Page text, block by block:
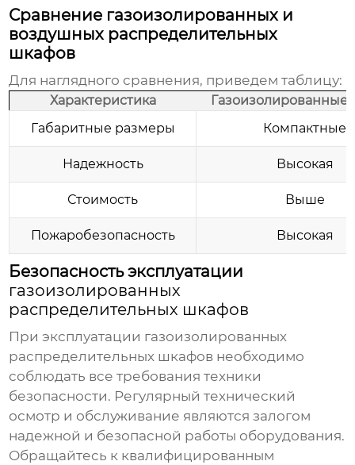
Сравнение газоизолированных и
воздушных распределительных
шкафов
Для наглядного сравнения, приведем таблицу:
Характеристика
Габаритные размеры
Компактные
Надежность Высокая
Стоимость Выше
Пожаробезопасность Высокая
Безопасность эксплуатации
газоизолированных
распределительных шкафов
При эксплуатации газоизолированных
распределительных шкафов необходимо
соблюдать все требования техники
безопасности. Регулярный технический
осмотр и обслуживание являются залогом
надежной и безопасной работы оборудования.
Обращайтесь к квалифицированным